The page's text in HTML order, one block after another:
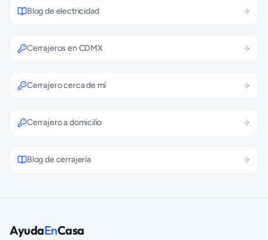
Blog de electricidad
Cerrajeros en CDMX
Cerrajero cerca de mí
Cerrajero a domicilio
Blog de cerrajería
AyudaEnCasa